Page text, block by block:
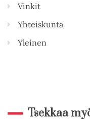
Vinkit
Yhteiskunta
Yleinen
Tsekkaa